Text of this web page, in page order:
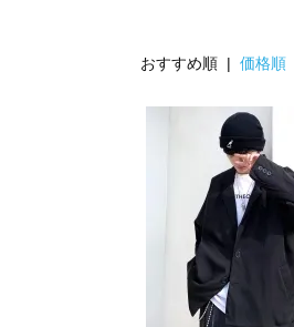
おすすめ順 | 価格順